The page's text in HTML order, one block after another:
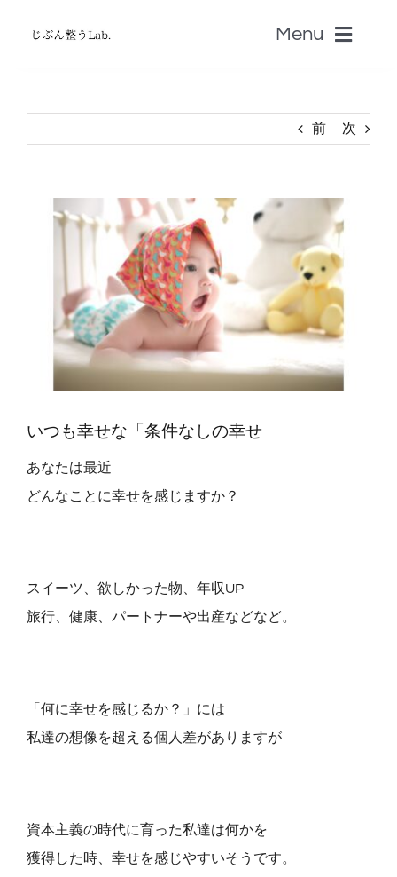
Menu
認定セラピストSALON
音叉Onsa
脳科学「自分のトリセツ」S-BRAIN
プロフィール
Restricted content
前 次
View
いつも幸せな「条件なしの幸せ」
あなたは最近
どんなことに幸せを感じますか？
スイーツ、欲しかった物、年収UP
旅行、健康、パートナーや出産などなど。
「何に幸せを感じるか？」には
私達の想像を超える個人差がありますが
資本主義の時代に育った私達は何かを
獲得した時、幸せを感じやすいそうです。